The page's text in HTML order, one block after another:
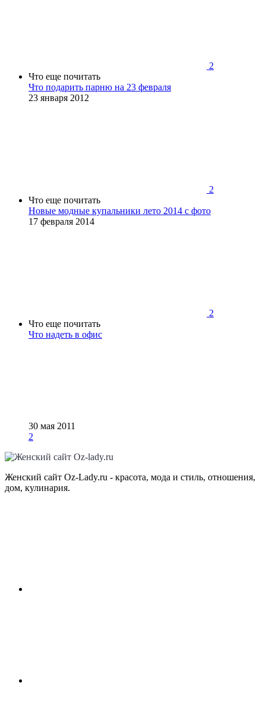
2
Что еще почитать
Что подарить парню на 23 февраля
23 января 2012
2
Что еще почитать
Новые модные купальники лето 2014 с фото
17 февраля 2014
2
Что еще почитать
Что надеть в офис
30 мая 2011
2
Женский сайт Oz-Lady.ru - красота, мода и стиль, отношения,
дом, кулинария.